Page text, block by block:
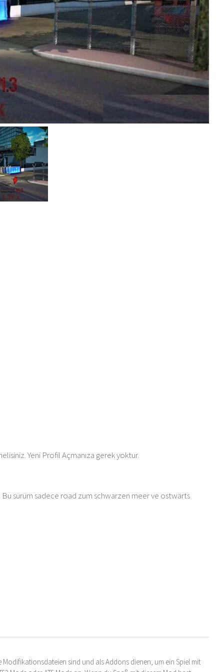
Yeni Profil Açmanıza gerek yoktur.
sürüm sadece road zum schwarzen meer ve ostwärts
sind und als Addons dienen, um ein Spiel mit